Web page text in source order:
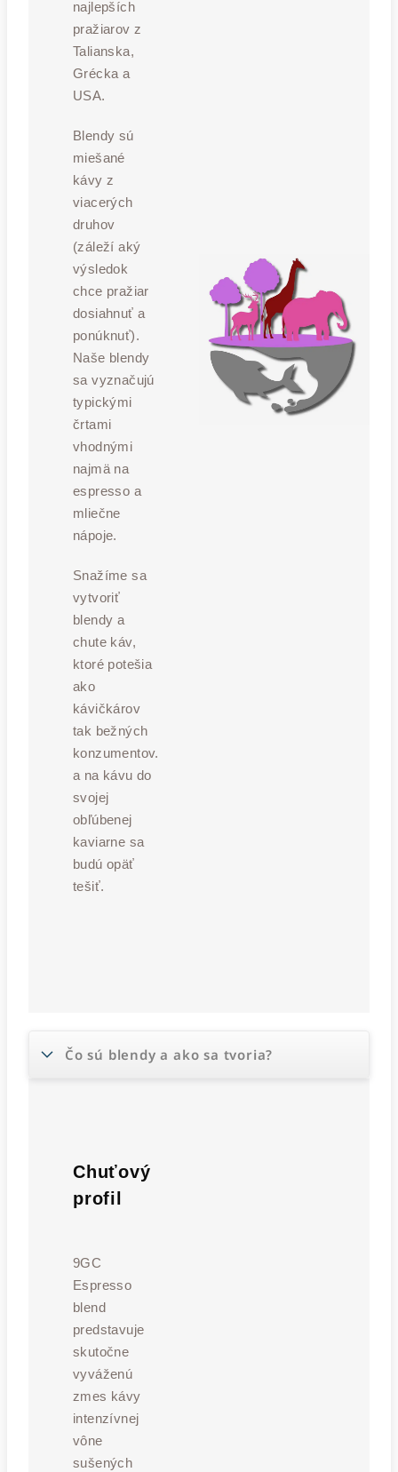
najlepších
pražiarov z
Talianska,
Grécka a
USA.
Blendy sú
miešané
kávy z
viacerých
druhov
(záleží aký
výsledok
chce pražiar
dosiahnuť a
ponúknuť).
Naše blendy
sa vyznačujú
typickými
črtami
vhodnými
najmä na
espresso a
mliečne
nápoje.
Snažíme sa
vytvoriť
blendy a
chute káv,
ktoré potešia
ako
kávičkárov
tak bežných
konzumentov.
a na kávu do
svojej
obľúbenej
kaviarne sa
budú opäť
tešiť.
Čo sú blendy a ako sa tvoria?
Chuťový
profil
9GC
Espresso
blend
predstavuje
skutočne
vyváženú
zmes kávy
intenzívnej
vône
sušených